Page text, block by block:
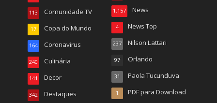
Comunidade TV
113
Copa do Mundo
17
Coronavirus
164
Culinária
240
Decor
141
Destaques
342
News
1.157
News Top
4
Nilson Lattari
237
Orlando
97
Paola Tucunduva
31
PDF para Download
1